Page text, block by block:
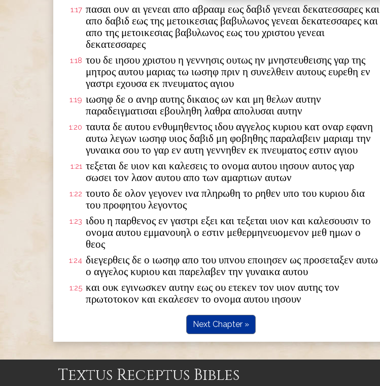
1:17 πασαι ουν αι γενεαι απο αβρααμ εως δαβιδ γενεαι δεκατεσσαρες και
απο δαβιδ εως της μετοικεσιας βαβυλωνος γενεαι δεκατεσσαρες και
απο της μετοικεσιας βαβυλωνος εως του χριστου γενεαι
δεκατεσσαρες
1:18 του δε ιησου χριστου η γεννησις ουτως ην μνηστευθεισης γαρ της
μητρος αυτου μαριας τω ιωσηφ πριν η συνελθειν αυτους ευρεθη εν
γαστρι εχουσα εκ πνευματος αγιου
1:19 ιωσηφ δε ο ανηρ αυτης δικαιος ων και μη θελων αυτην
παραδειγματισαι εβουληθη λαθρα απολυσαι αυτην
1:20 ταυτα δε αυτου ενθυμηθεντος ιδου αγγελος κυριου κατ οναρ εφανη
αυτω λεγων ιωσηφ υιος δαβιδ μη φοβηθης παραλαβειν μαριαμ την
γυναικα σου το γαρ εν αυτη γεννηθεν εκ πνευματος εστιν αγιου
1:21 τεξεται δε υιον και καλεσεις το ονομα αυτου ιησουν αυτος γαρ
σωσει τον λαον αυτου απο των αμαρτιων αυτων
1:22 τουτο δε ολον γεγονεν ινα πληρωθη το ρηθεν υπο του κυριου δια
του προφητου λεγοντος
1:23 ιδου η παρθενος εν γαστρι εξει και τεξεται υιον και καλεσουσιν το
ονομα αυτου εμμανουηλ ο εστιν μεθερμηνευομενον μεθ ημων ο
θεος
1:24 διεγερθεις δε ο ιωσηφ απο του υπνου εποιησεν ως προσεταξεν αυτω
ο αγγελος κυριου και παρελαβεν την γυναικα αυτου
1:25 και ουκ εγινωσκεν αυτην εως ου ετεκεν τον υιον αυτης τον
πρωτοτοκον και εκαλεσεν το ονομα αυτου ιησουν
Next Chapter »
Textus Receptus Bibles